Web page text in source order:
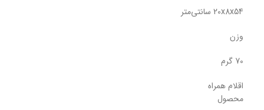
20x8x54 سانتی‌متر
وزن
70 گرم
اقلام همراه
محصول